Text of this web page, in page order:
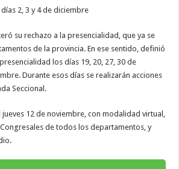
2, 3 y 4 de diciembre
su rechazo a la presencialidad, que ya se
de la provincia. En ese sentido, definió
los días 19, 20, 27, 30 de
Durante esos días se realizarán acciones
Seccional.
12 de noviembre, con modalidad virtual,
de todos los departamentos, y